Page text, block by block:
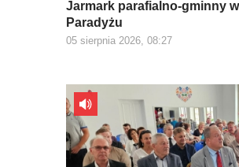
Jarmark parafialno-gminny w
Paradyżu
05 sierpnia 2026, 08:27